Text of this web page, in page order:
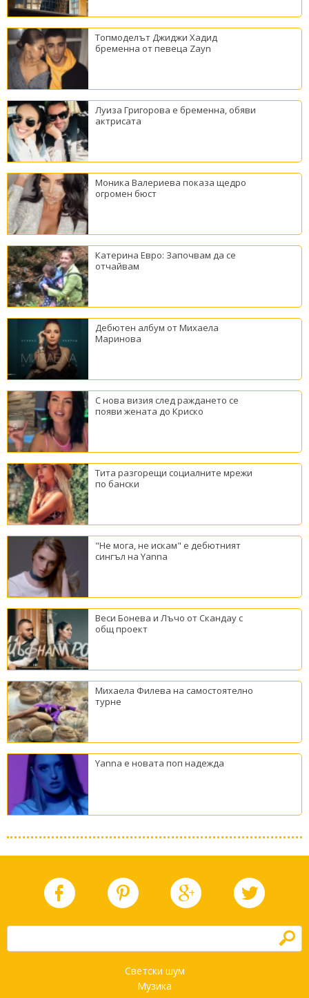
Топмоделът Джиджи Хадид
бременна от певеца Zayn
Луиза Григорова е бременна, обяви
актрисата
Моника Валериева показа щедро
огромен бюст
Катерина Евро: Започвам да се
отчайвам
Дебютен албум от Михаела
Маринова
С нова визия след раждането се
появи жената до Криско
Тита разгорещи социалните мрежи
по бански
"Не мога, не искам" е дебютният
сингъл на Yanna
Веси Бонева и Лъчо от Скандау с
общ проект
Михаела Филева на самостоятелно
турне
Yanna е новата поп надежда
h
Светски шум
Музика